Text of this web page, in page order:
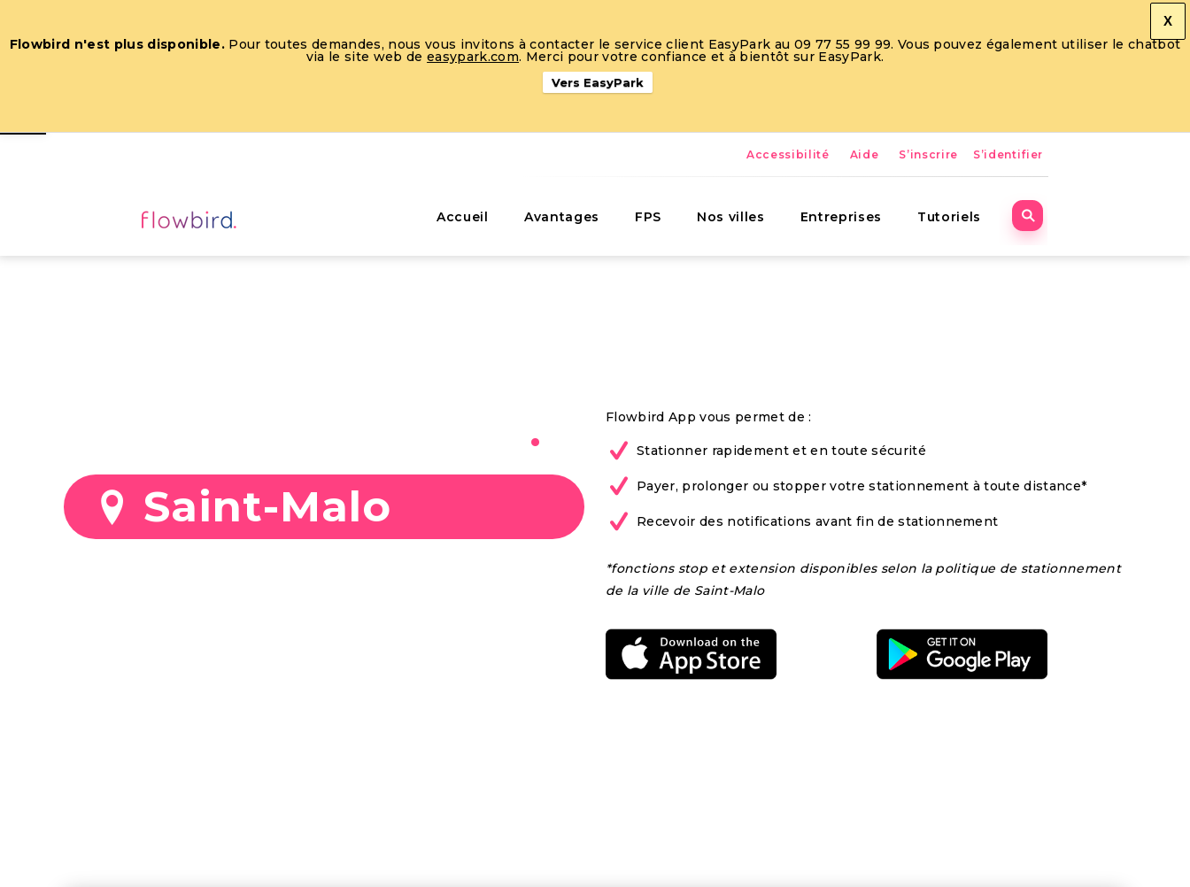
X
Flowbird n'est plus disponible.Pour toutes demandes, nous vous invitons à contacter le service client EasyPark au 09 77 55 99 99. Vous pouvez également utiliser le chatbot
via le site web deeasypark.com. Merci pour votre confiance et à bientôt sur EasyPark.
Vers EasyPark
Accessibilité Aide S’inscrire S’identifier
Accueil Avantages FPS Nos villes Entreprises Tutoriels
Saint-Malo
Flowbird App vous permet de :
Stationner rapidement et en toute sécurité
Payer, prolonger ou stopper votre stationnement à toute distance*
Recevoir des notifications avant fin de stationnement
*fonctions stop et extension disponibles selon la politique de stationnement
de la ville de Saint-Malo